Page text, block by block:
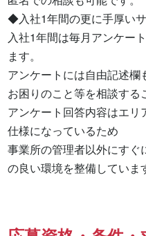
◆入社1年間の更に手厚い
入社1年間は毎月アンケー
ます。
アンケートには自由記述欄
お困りのこと等を相談する
アンケート回答内容はエリ
仕様になっているため
事業所の管理者以外にすぐ
の良い環境を整備していま